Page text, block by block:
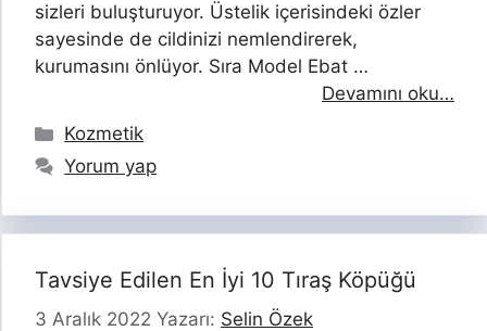
sizleri buluşturuyor. Üstelik içerisindeki özler
sayesinde de cildinizi nemlendirerek,
kurumasını önlüyor. Sıra Model Ebat …
Devamını oku…
Kategoriler
Kozmetik
Yorum yap
Tavsiye Edilen En İyi 10 Tıraş Köpüğü
3 Aralık 2022 Yazarı: Selin Özek